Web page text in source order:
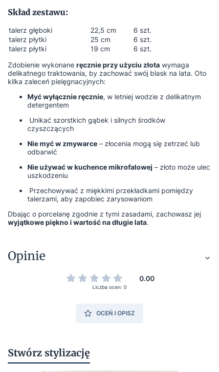
Skład zestawu:
talerz głęboki 22,5 cm
6 szt.
talerz płytki
25 cm
6 szt.
talerz płytki
19 cm
6 szt.
Zdobienie wykonane ręcznie przy użyciu złota wymaga
delikatnego traktowania, by zachować swój blask na lata. Oto
kilka zaleceń pielęgnacyjnych:
Myć wyłącznie ręcznie, w letniej wodzie z delikatnym
detergentem
Unikać szorstkich gąbek i silnych środków
czyszczących
Nie myć w zmywarce – złocenia mogą się zetrzeć lub
odbarwić
Nie używać w kuchence mikrofalowej – złoto może ulec
uszkodzeniu
Przechowywać z miękkimi przekładkami pomiędzy
talerzami, aby zapobiec zarysowaniom
Dbając o porcelanę zgodnie z tymi zasadami, zachowasz jej
wyjątkowe piękno i wartość na długie lata.
Opinie
0.00
Liczba ocen: 0
OCEŃ I OPISZ
Stwórz stylizację